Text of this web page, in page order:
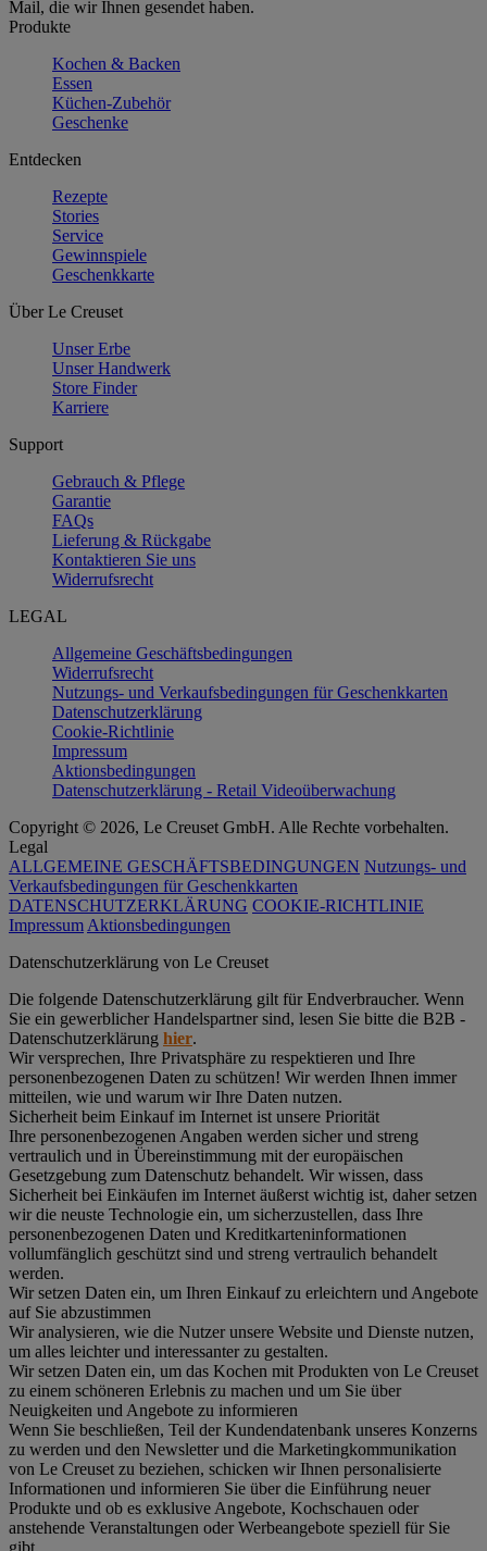
Mail, die wir Ihnen gesendet haben.
Produkte
Kochen & Backen
Essen
Küchen-Zubehör
Geschenke
Entdecken
Rezepte
Stories
Service
Gewinnspiele
Geschenkkarte
Über Le Creuset
Unser Erbe
Unser Handwerk
Store Finder
Karriere
Support
Gebrauch & Pflege
Garantie
FAQs
Lieferung & Rückgabe
Kontaktieren Sie uns
Widerrufsrecht
LEGAL
Allgemeine Geschäftsbedingungen
Widerrufsrecht
Nutzungs- und Verkaufsbedingungen für Geschenkkarten
Datenschutzerklärung
Cookie-Richtlinie
Impressum
Aktionsbedingungen
Datenschutzerklärung - Retail Videoüberwachung
Copyright © 2026, Le Creuset GmbH. Alle Rechte vorbehalten.
Legal
ALLGEMEINE GESCHÄFTSBEDINGUNGEN Nutzungs- und
Verkaufsbedingungen für Geschenkkarten
DATENSCHUTZERKLÄRUNG COOKIE-RICHTLINIE
Impressum Aktionsbedingungen
Datenschutz­erklärung von Le Creuset
Die folgende Datenschutzerklärung gilt für Endverbraucher. Wenn
Sie ein gewerblicher Handelspartner sind, lesen Sie bitte die B2B -
Datenschutzerklärung hier.
Wir versprechen, Ihre Privatsphäre zu respektieren und Ihre
personenbezogenen Daten zu schützen! Wir werden Ihnen immer
mitteilen, wie und warum wir Ihre Daten nutzen.
Sicherheit beim Einkauf im Internet ist unsere Priorität
Ihre personenbezogenen Angaben werden sicher und streng
vertraulich und in Übereinstimmung mit der europäischen
Gesetzgebung zum Datenschutz behandelt. Wir wissen, dass
Sicherheit bei Einkäufen im Internet äußerst wichtig ist, daher setzen
wir die neuste Technologie ein, um sicherzustellen, dass Ihre
personenbezogenen Daten und Kreditkarteninformationen
vollumfänglich geschützt sind und streng vertraulich behandelt
werden.
Wir setzen Daten ein, um Ihren Einkauf zu erleichtern und Angebote
auf Sie abzustimmen
Wir analysieren, wie die Nutzer unsere Website und Dienste nutzen,
um alles leichter und interessanter zu gestalten.
Wir setzen Daten ein, um das Kochen mit Produkten von Le Creuset
zu einem schöneren Erlebnis zu machen und um Sie über
Neuigkeiten und Angebote zu informieren
Wenn Sie beschließen, Teil der Kundendatenbank unseres Konzerns
zu werden und den Newsletter und die Marketingkommunikation
von Le Creuset zu beziehen, schicken wir Ihnen personalisierte
Informationen und informieren Sie über die Einführung neuer
Produkte und ob es exklusive Angebote, Kochschauen oder
anstehende Veranstaltungen oder Werbeangebote speziell für Sie
gibt.